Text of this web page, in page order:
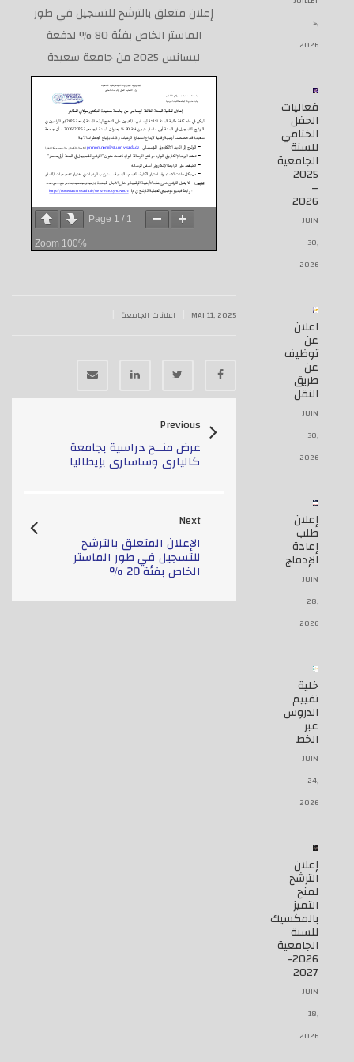
إعلان متعلق بالترشح للتسجيل في طور
الماستر الخاص بفئة 80 % لدفعة
ليسانس 2025 من جامعة سعيدة
Page 1 / 1
Zoom 100%
MAI 11, 2025 اعلانات الجامعة
Previous
عرض منــح دراسية بجامعة
كالياري وساساري بإيطاليا
Next
الإعلان المتعلق بالترشح
للتسجيل في طور الماستر
الخاص بفئة 20 %
5,
2026
فعاليات
الحفل
الختامي
للسنة
الجامعية
2025
–
2026
JUIN
30,
2026
اعلان
عن
توظيف
عن
طريق
النقل
JUIN
30,
2026
إعلان
طلب
إعادة
الإدماج
JUIN
28,
2026
خلية
تقييم
الدروس
عبر
الخط
JUIN
24,
2026
إعلان
الترشح
لمنح
التميز
بالمكسيك
للسنة
الجامعية
2026-
2027
JUIN
18,
2026